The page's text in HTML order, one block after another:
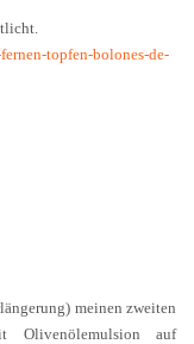
topfen-bolones-de-
meinen zweiten
Olivenölemulsion auf